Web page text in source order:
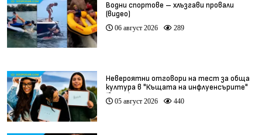
Водни спортове – хлъзгави провали
(видео)
06 август 2026 289
Невероятни отговори на тест за обща
култура в "Къщата на инфлуенсърите"
(видео)
05 август 2026 440